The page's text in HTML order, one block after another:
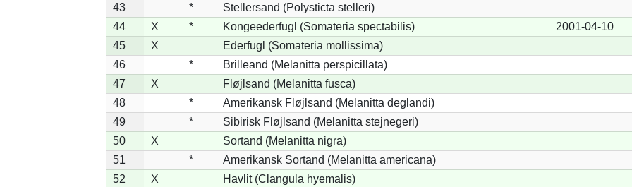
43
*
Stellersand (Polysticta stelleri)
44
X * Kongeederfugl (Somateria spectabilis) 2001-04-10
45
X
Ederfugl (Somateria mollissima)
46
*
Brilleand (Melanitta perspicillata)
47
X
Fløjlsand (Melanitta fusca)
48
*
Amerikansk Fløjlsand (Melanitta deglandi)
49
*
Sibirisk Fløjlsand (Melanitta stejnegeri)
50
X
Sortand (Melanitta nigra)
51
*
Amerikansk Sortand (Melanitta americana)
52
X
Havlit (Clangula hyemalis)